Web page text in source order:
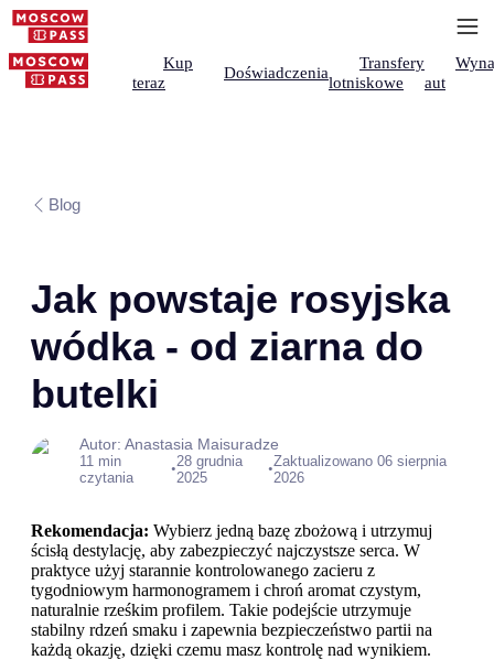
Kup
teraz
Doświadczenia
Transfery
lotniskowe
aut
Blog
Jak powstaje rosyjska
wódka - od ziarna do
butelki
Autor: Anastasia Maisuradze
11 min
czytania
•28 grudnia
2025
•Zaktualizowano 06 sierpnia
2026
Rekomendacja: Wybierz jedną bazę zbożową i utrzymuj
ścisłą destylację, aby zabezpieczyć najczystsze serca. W
praktyce użyj starannie kontrolowanego zacieru z
tygodniowym harmonogramem i chroń aromat czystym,
naturalnie rześkim profilem. Takie podejście utrzymuje
stabilny rdzeń smaku i zapewnia bezpieczeństwo partii na
każdą okazję, dzięki czemu masz kontrolę nad wynikiem.